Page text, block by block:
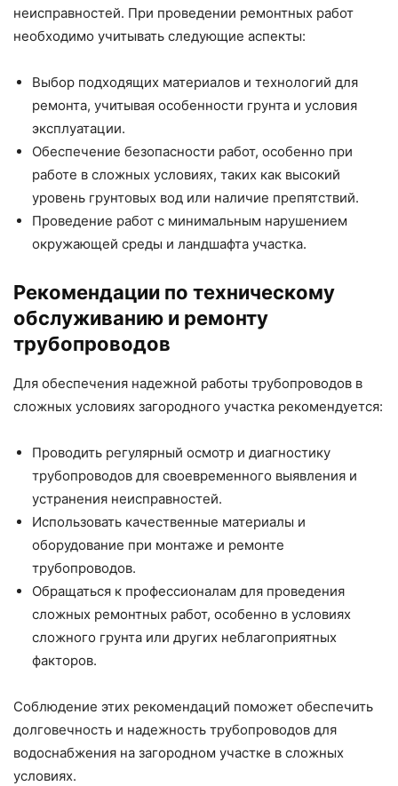
неисправностей. При проведении ремонтных работ
необходимо учитывать следующие аспекты:
Выбор подходящих материалов и технологий для
ремонта, учитывая особенности грунта и условия
эксплуатации.
Обеспечение безопасности работ, особенно при
работе в сложных условиях, таких как высокий
уровень грунтовых вод или наличие препятствий.
Проведение работ с минимальным нарушением
окружающей среды и ландшафта участка.
Рекомендации по техническому
обслуживанию и ремонту
трубопроводов
Для обеспечения надежной работы трубопроводов в
сложных условиях загородного участка рекомендуется:
Проводить регулярный осмотр и диагностику
трубопроводов для своевременного выявления и
устранения неисправностей.
Использовать качественные материалы и
оборудование при монтаже и ремонте
трубопроводов.
Обращаться к профессионалам для проведения
сложных ремонтных работ, особенно в условиях
сложного грунта или других неблагоприятных
факторов.
Соблюдение этих рекомендаций поможет обеспечить
долговечность и надежность трубопроводов для
водоснабжения на загородном участке в сложных
условиях.